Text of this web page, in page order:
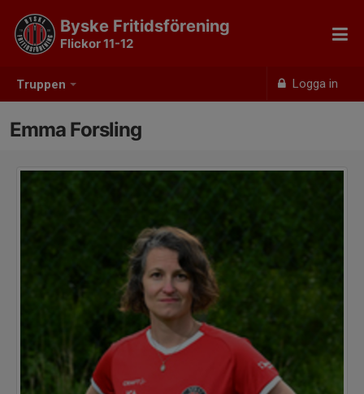
Truppen Logga in
Byske Fritidsförening
Flickor 11-12
Emma Forsling